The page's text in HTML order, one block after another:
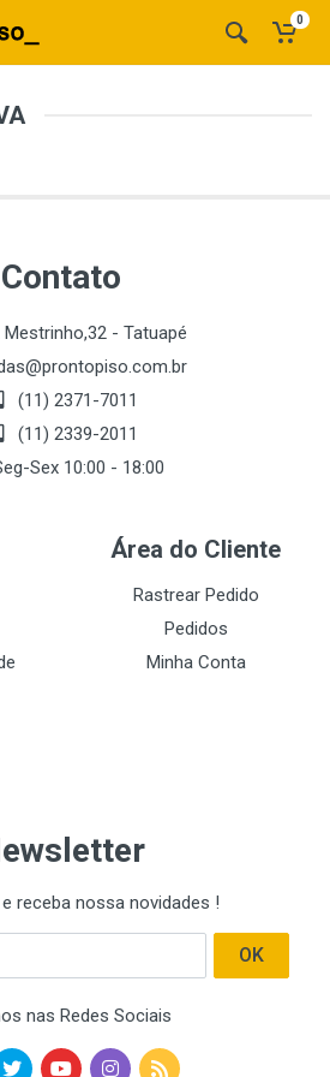
0
Contato
Mestrinho,32 - Tatuapé
(11) 2371-7011
(11) 2339-2011
Sex 10:00 - 18:00
Área do Cliente
Rastrear Pedido
Pedidos
Minha Conta
receba nossa novidades !
OK
nas Redes Sociais